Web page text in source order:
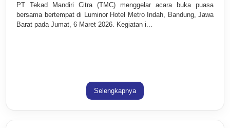
PT Tekad Mandiri Citra (TMC) menggelar acara buka puasa
bersama bertempat di Luminor Hotel Metro Indah, Bandung, Jawa
Barat pada Jumat, 6 Maret 2026. Kegiatan i...
Selengkapnya